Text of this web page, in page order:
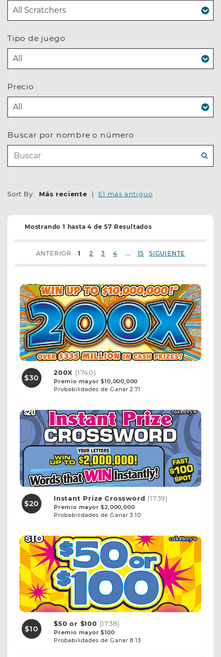
Tipo de juego
Precio
Buscar por nombre o número
Sort By: Más reciente | El más antiguo
Mostrando 1 hasta 4 de 57 Resultados
ANTERIOR 1 2 3 4 ... 15 SIGUIENTE
$30
200X (1740)
Premio mayor $10,000,000
Probabilidades de Ganar 2.71
$20
Instant Prize Crossword (1739)
Premio mayor $2,000,000
Probabilidades de Ganar 3.10
$10
$50 or $100 (1738)
Premio mayor $100
Probabilidades de Ganar 8.13